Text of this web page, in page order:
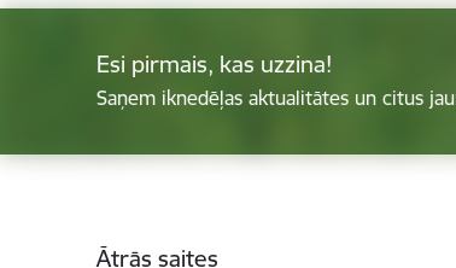
Esi pirmais, kas uzzina!
Saņem iknedēļas aktualitātes un citus
Ātrās saites